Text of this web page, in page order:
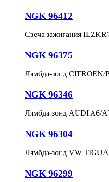
NGK 96412
Свеча зажигания
NGK 96375
Лямбда-зонд CITROEN/
NGK 96346
Лямбда-зонд AUDI A6/
NGK 96304
Лямбда-зонд VW
NGK 96299